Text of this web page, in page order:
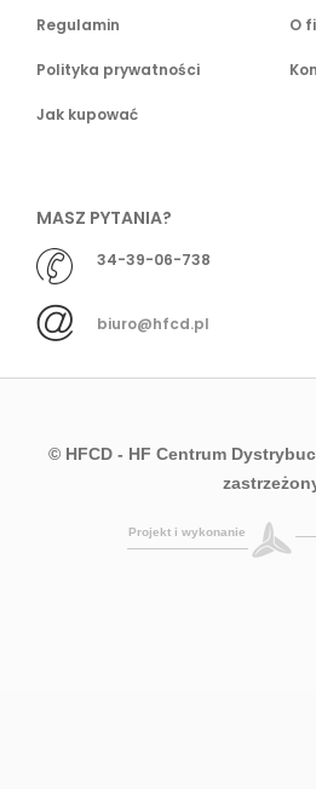
Regulamin
Polityka prywatności
Jak kupować
O
MASZ PYTANIA?
34-39-06-738
biuro@hfcd.pl
© HFCD - HF Centrum
Projekt i wykonanie